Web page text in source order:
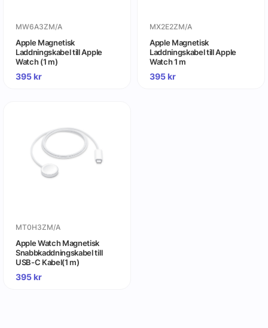
MW6A3ZM/A
Apple Magnetisk
Laddningskabel till Apple
Watch (1 m)
395kr
MX2E2ZM/A
Apple Magnetisk
Laddningskabel till Apple
Watch 1 m
395kr
MT0H3ZM/A
Apple Watch Magnetisk
Snabbkaddningskabel till
USB-C Kabel(1 m)
395kr